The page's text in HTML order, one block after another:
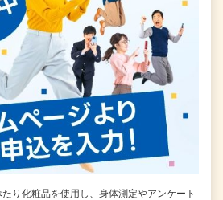
り化粧品を使用し、身体測定やアンケート